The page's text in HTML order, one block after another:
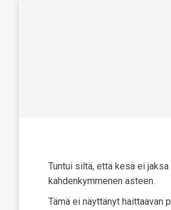
Tuntui siltä, että kesä ei
kahdenkymmenen asteen.
Tämä ei näyttänyt haittaavan